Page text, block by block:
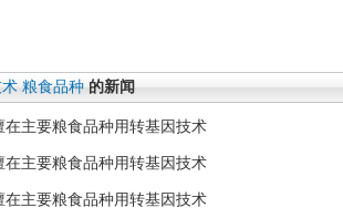
粮食品种 的新闻
在主要粮食品种用转基因技术
在主要粮食品种用转基因技术
在主要粮食品种用转基因技术